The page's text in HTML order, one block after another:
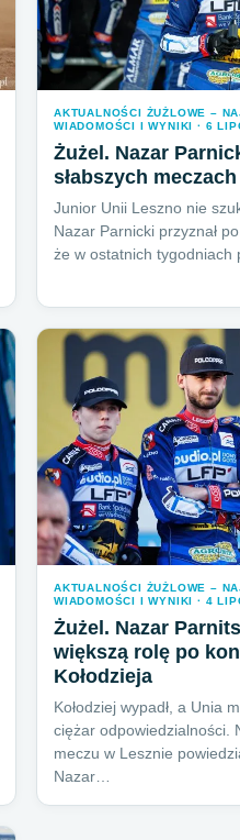
AKTUALNOŚCI ŻUŻLOWE –
WIADOMOŚCI I WYNIKI · 6
Żużel. Nazar
słabszych meczach
Junior Unii Leszno nie
Nazar Parnicki przyznał
że w ostatnich tygodniach
AKTUALNOŚCI ŻUŻLOWE –
WIADOMOŚCI I WYNIKI · 4
Żużel. Nazar
większą rolę po
Kołodzieja
Kołodziej wypadł, a Unia
ciężar odpowiedzialności.
meczu w Lesznie
Nazar…